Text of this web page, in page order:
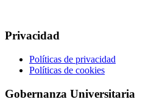
Privacidad
Políticas de privacidad
Políticas de cookies
Gobernanza Universitaria